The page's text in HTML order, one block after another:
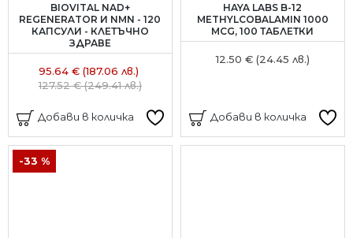
BIOVITAL NAD+
REGENERATOR И NMN - 120
КАПСУЛИ - КЛЕТЪЧНО
ЗДРАВЕ
95.64 € (187.06 лв.)
127.52 € (249.41 лв.)
Добави в количка
HAYA LABS B-12
METHYLCOBALAMIN 1000
MCG, 100 ТАБЛЕТКИ
12.50 € (24.45 лв.)
Добави в количка
-33 %